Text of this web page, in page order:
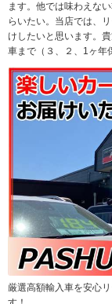
ます。他では味わえな
らいたい。当店では、
けしたいと思います。
車まで（３、２、1ヶ年
厳選高額輸入車を安心